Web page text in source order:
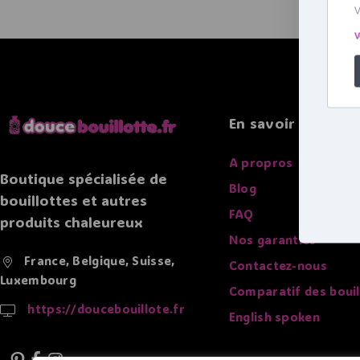
Boutique spécialisée de
bouillottes et autres
produits chaleureux
France, Belgique, Suisse,
Luxembourg
https://doucebouillote.fr
En savoir plus
A propros
Blog
FAQ
Nos garanties
Contactez-nous
Comparatif des
English spoken